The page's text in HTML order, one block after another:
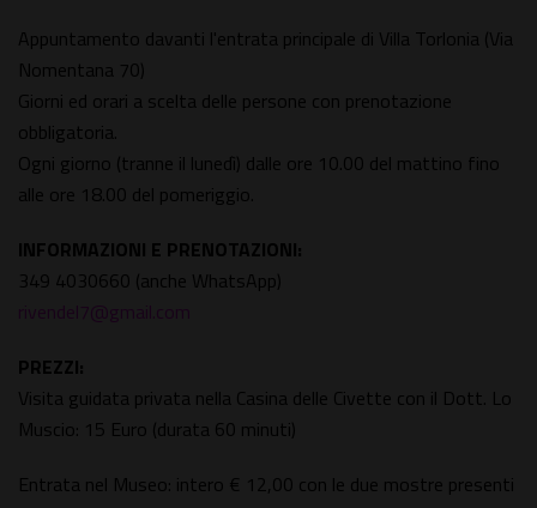
Appuntamento davanti l'entrata principale di Villa Torlonia (Via
Nomentana 70)
Giorni ed orari a scelta delle persone con prenotazione
obbligatoria.
Ogni giorno (tranne il lunedì) dalle ore 10.00 del mattino fino
alle ore 18.00 del pomeriggio.
INFORMAZIONI E PRENOTAZIONI:
349 4030660 (anche WhatsApp)
rivendel7@gmail.com
PREZZI:
Visita guidata privata nella Casina delle Civette con il Dott. Lo
Muscio: 15 Euro (durata 60 minuti)
Entrata nel Museo: intero € 12,00 con le due mostre presenti